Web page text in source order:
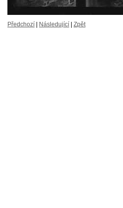
Předchozí Následující Zpět